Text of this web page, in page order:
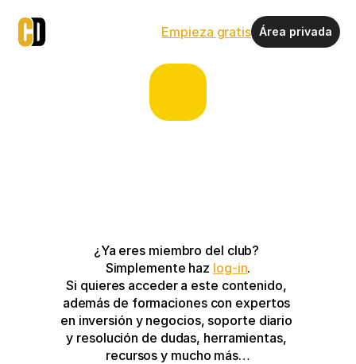
Empieza gratis Área privada
¿Ya eres miembro del club?
Simplemente haz log-in.
Si quieres acceder a este contenido,
además de formaciones con expertos
en inversión y negocios, soporte diario
y resolución de dudas, herramientas,
recursos y mucho más…